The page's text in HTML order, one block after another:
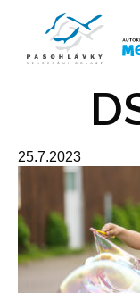
25.7.2023